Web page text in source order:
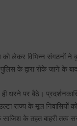
लेकर विभिन्न संगठनों ने
के द्वारा रोके जाने के
धरने पर बैठे।
राज्य के मूल निवासियों
के तहत बाहरी तत्व